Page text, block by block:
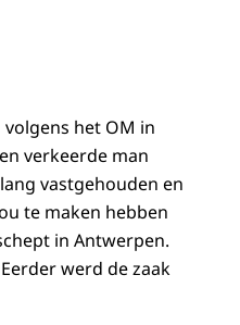
het OM in
verkeerde man
vastgehouden en
te maken hebben
in Antwerpen.
werd de zaak